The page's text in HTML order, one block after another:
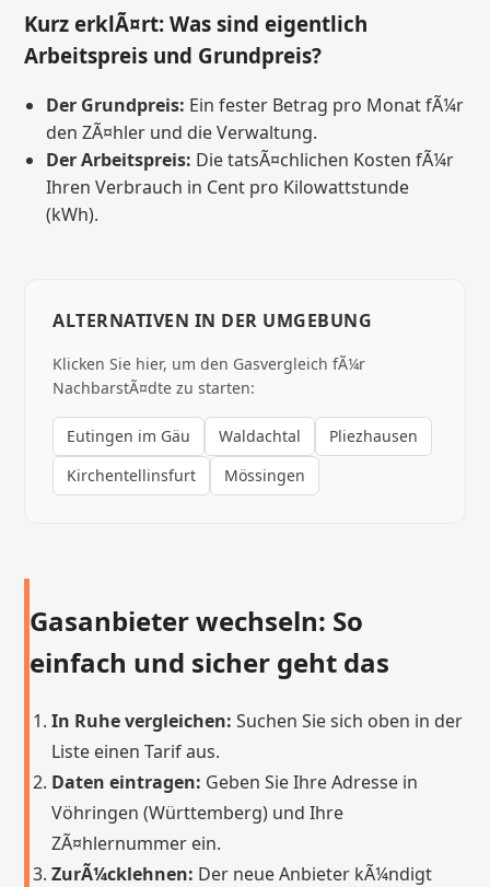
Kurz erklÃ¤rt: Was sind eigentlich
Arbeitspreis und Grundpreis?
Der Grundpreis: Ein fester Betrag pro Monat fÃ¼r
den ZÃ¤hler und die Verwaltung.
Der Arbeitspreis: Die tatsÃ¤chlichen Kosten fÃ¼r
Ihren Verbrauch in Cent pro Kilowattstunde
(kWh).
ALTERNATIVEN IN DER UMGEBUNG
Klicken Sie hier, um den Gasvergleich fÃ¼r
NachbarstÃ¤dte zu starten:
Eutingen im Gäu Waldachtal
Pliezhausen
Kirchentellinsfurt
Mössingen
Gasanbieter wechseln: So
einfach und sicher geht das
In Ruhe vergleichen: Suchen Sie sich oben in der
Liste einen Tarif aus.
Daten eintragen: Geben Sie Ihre Adresse in
Vöhringen (Württemberg) und Ihre
ZÃ¤hlernummer ein.
ZurÃ¼cklehnen: Der neue Anbieter kÃ¼ndigt